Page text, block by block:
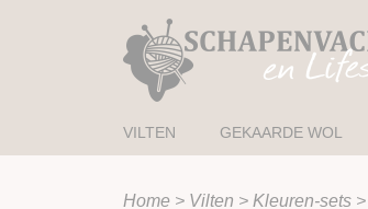
VILTEN GEKAARDE WOL
Home > Vilten > Kleuren-sets >